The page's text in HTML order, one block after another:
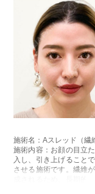
施術名：Aスレッド（繊
施術内容：お顔の目立
入し、引き上げること
させる施術です。繊維
成されるため、長期的
みの予防効果が期待で